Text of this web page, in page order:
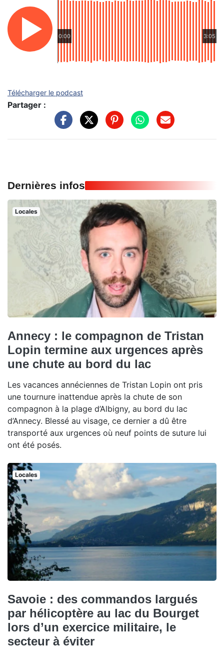
0:00 3:05
Télécharger le podcast
Partager :
Dernières infos
Locales
Annecy : le compagnon de Tristan
Lopin termine aux urgences après
une chute au bord du lac
Les vacances annéciennes de Tristan Lopin ont pris
une tournure inattendue après la chute de son
compagnon à la plage d’Albigny, au bord du lac
d’Annecy. Blessé au visage, ce dernier a dû être
transporté aux urgences où neuf points de suture lui
ont été posés.
Locales
Savoie : des commandos largués
par hélicoptère au lac du Bourget
lors d’un exercice militaire, le
secteur à éviter